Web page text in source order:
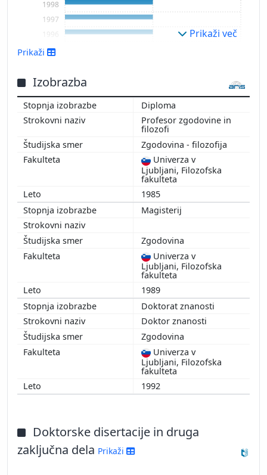
1997
1998
Prikaži več
Prikaži
Izobrazba
Diploma
Profesor zgodovine in
filozofi
Zgodovina - filozofija
Univerza v
Ljubljani, Filozofska
fakulteta
1985
Magisterij
Zgodovina
Univerza v
Ljubljani, Filozofska
fakulteta
1989
Doktorat znanosti
Doktor znanosti
Zgodovina
Univerza v
Ljubljani, Filozofska
fakulteta
1992
Doktorske disertacije in druga
zaključna dela Prikaži